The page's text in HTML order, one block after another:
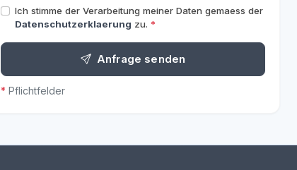
Ich stimme der Verarbeitung meiner Daten gemaess der
Datenschutzerklaerung zu. *
Anfrage senden
* Pflichtfelder